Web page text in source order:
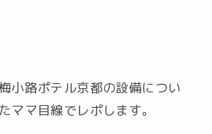
小路ポテル京都の設備につい
ママ目線でレポします。